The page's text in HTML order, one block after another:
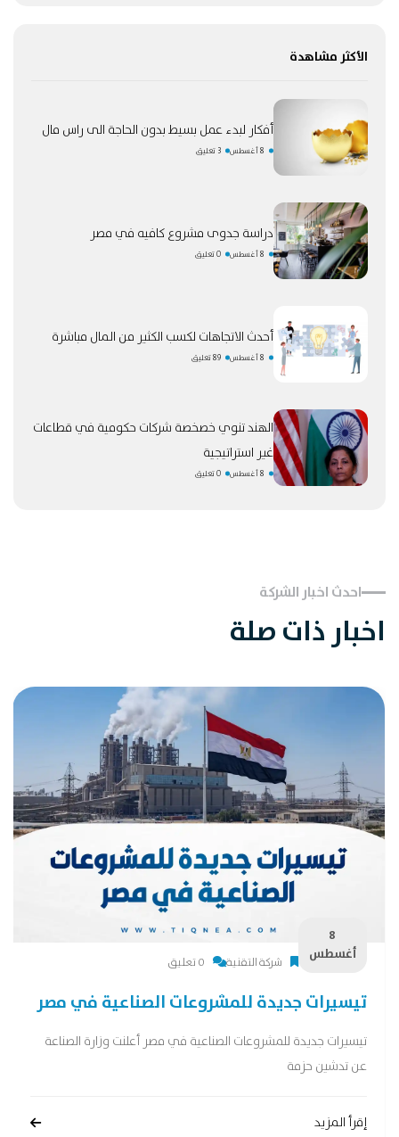
الأكثر مشاهدة
أفكار لبدء عمل بسيط بدون الحاجة الى راس مال
8 أغسطس 3 تعليق
دراسة جدوى مشروع كافيه في مصر
8 أغسطس 0 تعليق
أحدث الاتجاهات لكسب الكثير من المال مباشرة
8 أغسطس 89 تعليق
الهند تنوي خصخصة شركات حكومية في قطاعات
غير استراتيجية
8 أغسطس 0 تعليق
احدث اخبار الشركة
اخبار ذات صلة
8
أغسطس
شركة التقنية 0 تعليق
تيسيرات جديدة للمشروعات الصناعية في مصر
تيسيرات جديدة للمشروعات الصناعية في مصر أعلنت وزارة الصناعة
عن تدشين حزمة
إقرأ المزيد